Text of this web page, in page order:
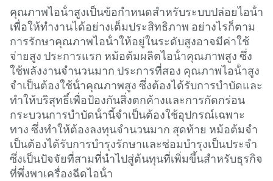
คุณภาพไอน้ําสูงเป็นข้อกําหนดสําหรับระบบปล่อยไอน้ํา
เพื่อให้ทํางานได้อย่างเต็มประสิทธิภาพ อย่างไรก็ตาม
การรักษาคุณภาพไอน้ําให้อยู่ในระดับสูงอาจมีค่าใช้
จ่ายสูง ประการแรก หม้อต้มผลิตไอน้ําคุณภาพสูง ซึ่ง
ใช้พลังงานจํานวนมาก ประการที่สอง คุณภาพไอน้ําสูง
จําเป็นต้องใช้น้ําคุณภาพสูง ซึ่งต้องได้รับการบําบัดและ
ทําให้บริสุทธิ์เพื่อป้องกันสิ่งตกค้างและการกัดกร่อน
กระบวนการบําบัดน้ํานี้จําเป็นต้องใช้อุปกรณ์เฉพาะ
ทาง ซึ่งทําให้ต้องลงทุนจํานวนมาก สุดท้าย หม้อต้มจํา
เป็นต้องได้รับการบํารุงรักษาและซ่อมบํารุงเป็นประจํา
ซึ่งเป็นปัจจัยที่สามที่นําไปสู่ต้นทุนที่เพิ่มขึ้นสําหรับธุรกิจ
ที่พึ่งพาเครื่องฉีดไอน้ํา